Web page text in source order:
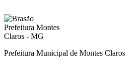
Prefeitura Municipal de Montes Claros